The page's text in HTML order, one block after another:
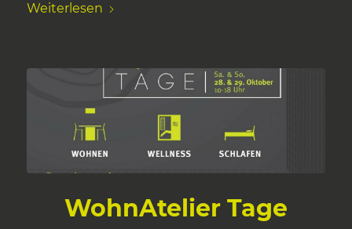
Weiterlesen
WohnAtelier Tage